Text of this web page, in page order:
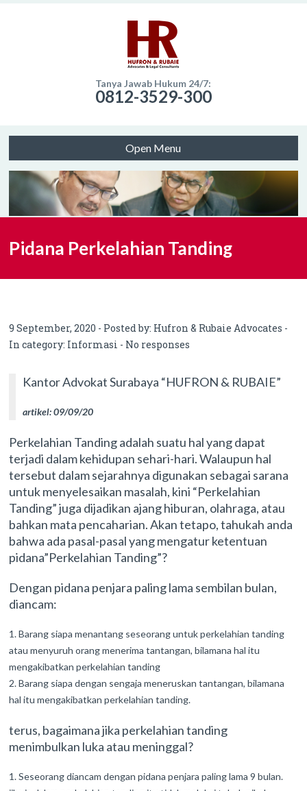
Tanya Jawab Hukum 24/7:
0812-3529-300
Open Menu
Pidana Perkelahian Tanding
9 September, 2020 - Posted by: Hufron & Rubaie Advocates -
In category: Informasi - No responses
Kantor Advokat Surabaya “HUFRON & RUBAIE”
artikel: 09/09/20
Perkelahian Tanding adalah suatu hal yang dapat
terjadi dalam kehidupan sehari-hari. Walaupun hal
tersebut dalam sejarahnya digunakan sebagai sarana
untuk menyelesaikan masalah, kini “Perkelahian
Tanding” juga dijadikan ajang hiburan, olahraga, atau
bahkan mata pencaharian. Akan tetapo, tahukah anda
bahwa ada pasal-pasal yang mengatur ketentuan
pidana”Perkelahian Tanding”?
Dengan pidana penjara paling lama sembilan bulan,
diancam:
Barang siapa menantang seseorang untuk perkelahian tanding
atau menyuruh orang menerima tantangan, bilamana hal itu
mengakibatkan perkelahian tanding
Barang siapa dengan sengaja meneruskan tantangan, bilamana
hal itu mengakibatkan perkelahian tanding.
terus, bagaimana jika perkelahian tanding
menimbulkan luka atau meninggal?
Seseorang diancam dengan pidana penjara paling lama 9 bulan.